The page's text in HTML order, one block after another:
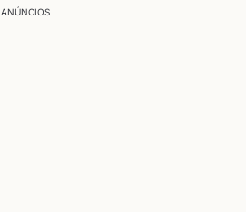
ANÚNCIOS